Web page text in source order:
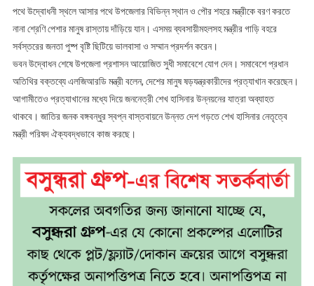
তাজুল
পথে উদ্বোধনী স্থলে আসার পথে উপজেলার বিভিন্ন স্থান ও পৌর শহরে মন্ত্রীকে বরণ করতে
নানা শ্রেণি পেশার মানুষ রাস্তায় দাঁড়িয়ে যান। এসময় ব্যবসায়ীমহলসহ মন্ত্রীর গাড়ি বহরে
সর্বস্তরের জনতা পুষ্প বৃষ্টি ছিটিয়ে ভালবাসা ও সম্মান প্রদর্শন করেন।
ভবন উদ্বোধন শেষে উপজেলা প্রশাসন আয়োজিত সুধী সমাবেশে যোগ দেন। সমাবেশে প্রধান
অতিথির বক্তব্যে এলজিআরডি মন্ত্রী বলেন, দেশের মানুষ ষড়যন্ত্রকারীদের প্রত্যাখান করেছেন।
আগামীতেও প্রত্যাখানের মধ্যে দিয়ে জননেত্রী শেখ হাসিনার উন্নয়নের যাত্রা অব্যাহত
থাকবে। জাতির জনক বঙ্গবন্ধুর স্বপ্ন বাস্তবায়নে উন্নত দেশ গড়তে শেখ হাসিনার নেতৃত্বে
মন্ত্রী পরিষদ ঐক্যবদ্ধভাবে কাজ করছে।